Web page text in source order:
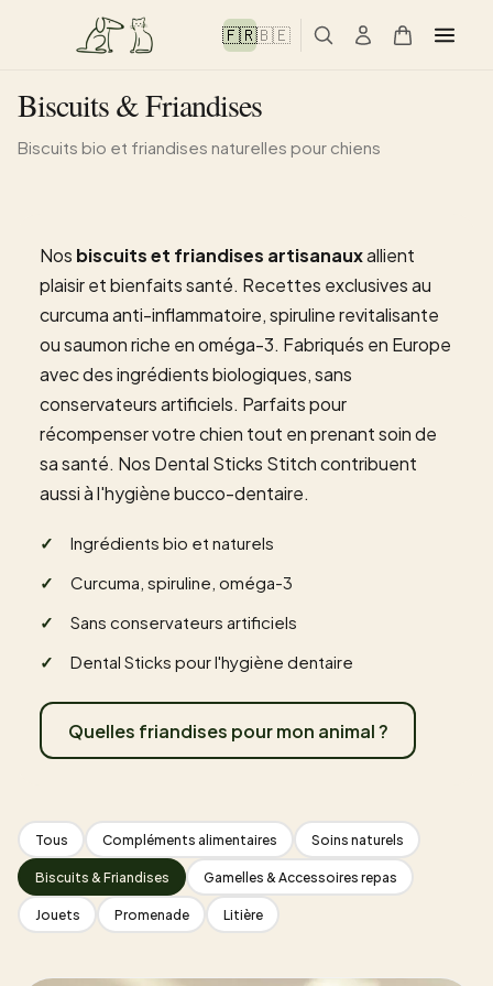
🇫🇷🇧🇪
Biscuits & Friandises
Biscuits bio et friandises naturelles pour chiens
Nos biscuits et friandises artisanauxallient
plaisir et bienfaits santé. Recettes exclusives au
curcuma anti-inflammatoire, spiruline revitalisante
ou saumon riche en oméga-3. Fabriqués en Europe
avec des ingrédients biologiques, sans
conservateurs artificiels. Parfaits pour
récompenser votre chien tout en prenant soin de
sa santé. Nos Dental Sticks Stitch contribuent
aussi à l'hygiène bucco-dentaire.
Ingrédients bio et naturels
Curcuma, spiruline, oméga-3
Sans conservateurs artificiels
Dental Sticks pour l'hygiène dentaire
Quelles friandises pour mon animal ?
Tous Compléments alimentaires Soins naturels
Biscuits & Friandises Gamelles & Accessoires repas
Jouets Promenade Litière